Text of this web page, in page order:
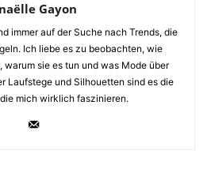
Gayon
immer auf der Suche nach Trends, die
Ich liebe es zu beobachten, wie
warum sie es tun und was Mode über
Laufstege und Silhouetten sind es die
mich wirklich faszinieren.